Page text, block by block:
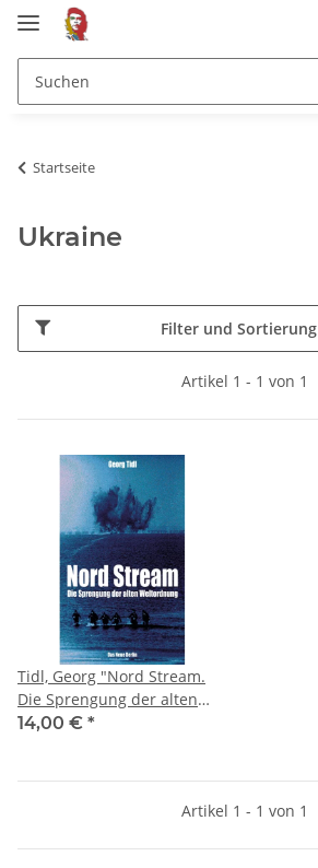
Startseite
Ukraine
Filter und Sortierung
Artikel 1 - 1 von 1
Tidl, Georg "Nord Stream.
Die Sprengung der alten
Weltordnung"
14,00 € *
Artikel 1 - 1 von 1